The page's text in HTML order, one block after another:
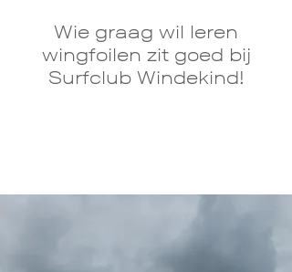
Wie graag wil leren
wingfoilen zit goed bij
Surfclub Windekind!